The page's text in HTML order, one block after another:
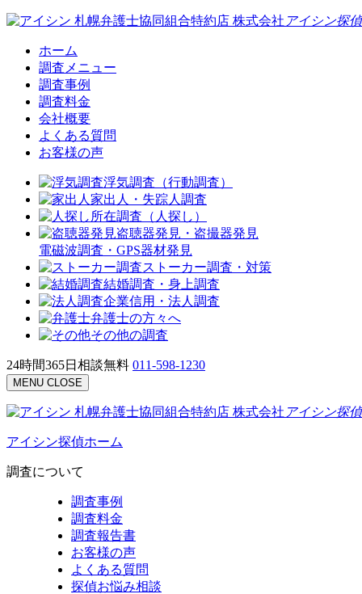
札幌弁護士協同組合特約店 株式会社 アイシン探
ホーム
調査メニュー
調査事例
調査料金
会社概要
よくある質問
お客様の声
浮気調査（行動調査）
家出人・失踪人調査
所在調査（人探し）
盗聴器発見・盗撮器発見
電磁波調査・GPS器材発見
ストーカー調査・対策
結婚調査・身上調査
企業信用・法人調査
弁護士の方々へ
その他の調査
24時間365日相談無料 011-598-1230
MENU CLOSE
札幌弁護士協同組合特約店 株式会社 アイシン探
アイシン探偵ホーム
調査について
調査事例
調査料金
調査報告書
お客様の声
よくある質問
探偵お悩み相談